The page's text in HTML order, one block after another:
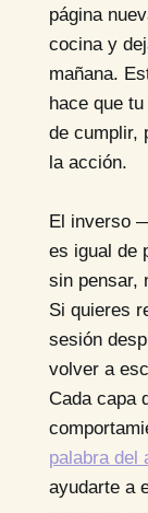
página
cocina y
mañana.
hace que
de cumplir,
la acción.
El inverso
es igual de
sin pensar,
Si quieres
sesión
volver a
Cada capa
palabra del
ayudarte a